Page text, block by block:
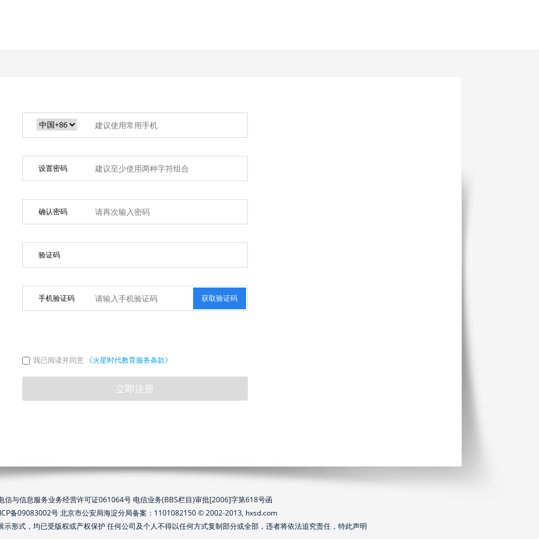
设置密码
确认密码
验证码
手机验证码 获取验证码
我已阅读并同意 《火星时代教育服务条款》
信与信息服务业务经营许可证061064号 电信业务(BBS栏目)审批[2006]字第618号函
备09083002号北京市公安局海淀分局备案：1101082150 © 2002-2013, hxsd.com
形式，均已受版权或产权保护 任何公司及个人不得以任何方式复制部分或全部，违者将依法追究责任，特此声明